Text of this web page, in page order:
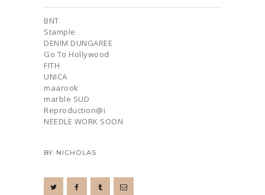
BNT
Stample
DENIM DUNGAREE
Go To Hollywood
FITH
UNICA
maarook
marble SUD
Reproduction@i
NEEDLE WORK SOON
BY NICHOLAS